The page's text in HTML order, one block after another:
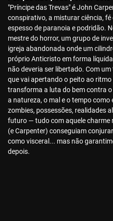
"Príncipe das Trevas" é John
conspirativo, a misturar ciência,
espesso de paranoia e podridão.
mestre do horror, um grupo de
igreja abandonada onde um
próprio Anticristo em forma
não deveria ser libertado. Com
que vai apertando o peito ao
transforma a luta do bem contra
a natureza, o mal e o tempo como
zombies, possessões, realidades
futuro — tudo com aquele charme
(e Carpenter) conseguiam
como visceral... mas não
depois.